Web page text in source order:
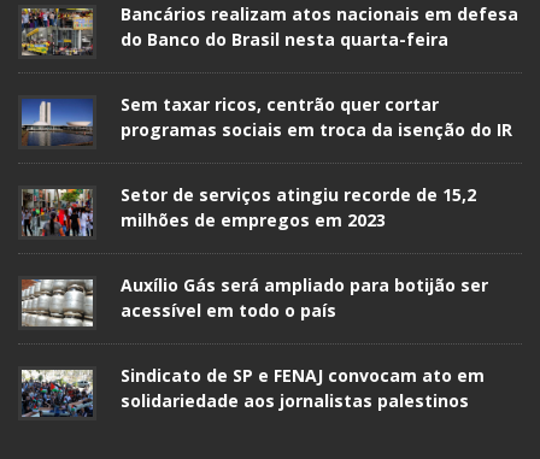
Bancários realizam atos nacionais em defesa
do Banco do Brasil nesta quarta-feira
Sem taxar ricos, centrão quer cortar
programas sociais em troca da isenção do IR
Setor de serviços atingiu recorde de 15,2
milhões de empregos em 2023
Auxílio Gás será ampliado para botijão ser
acessível em todo o país
Sindicato de SP e FENAJ convocam ato em
solidariedade aos jornalistas palestinos